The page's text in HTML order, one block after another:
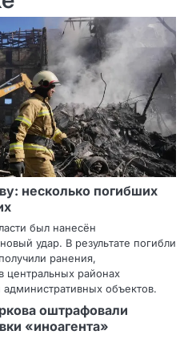
несколько погибших
был нанесён
удар. В результате погибли
ранения,
центральных районах
объектов.
оштрафовали
«иноагента»